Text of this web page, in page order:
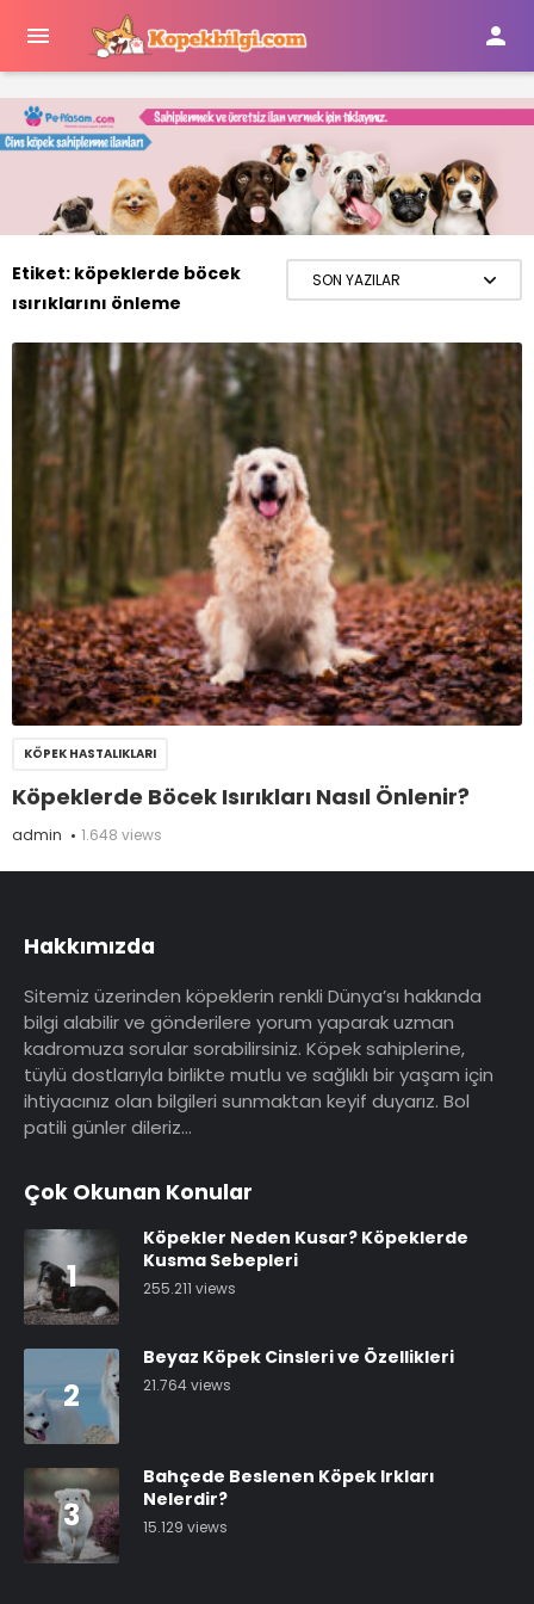
 
Etiket: köpeklerde böcek
ısırıklarını önleme
KÖPEK HASTALIKLARI
Köpeklerde Böcek Isırıkları Nasıl Önlenir?
admin 1.648 views
Hakkımızda
Sitemiz üzerinden köpeklerin renkli Dünya’sı hakkında
bilgi alabilir ve gönderilere yorum yaparak uzman
kadromuza sorular sorabilirsiniz. Köpek sahiplerine,
tüylü dostlarıyla birlikte mutlu ve sağlıklı bir yaşam için
ihtiyacınız olan bilgileri sunmaktan keyif duyarız. Bol
patili günler dileriz…
Çok Okunan Konular
1
Köpekler Neden Kusar? Köpeklerde
Kusma Sebepleri
255.211 views
2
Beyaz Köpek Cinsleri ve Özellikleri
21.764 views
3
Bahçede Beslenen Köpek Irkları
Nelerdir?
15.129 views